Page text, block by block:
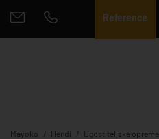
Reference
Mayoko Hendi Ugostiteljska oprema